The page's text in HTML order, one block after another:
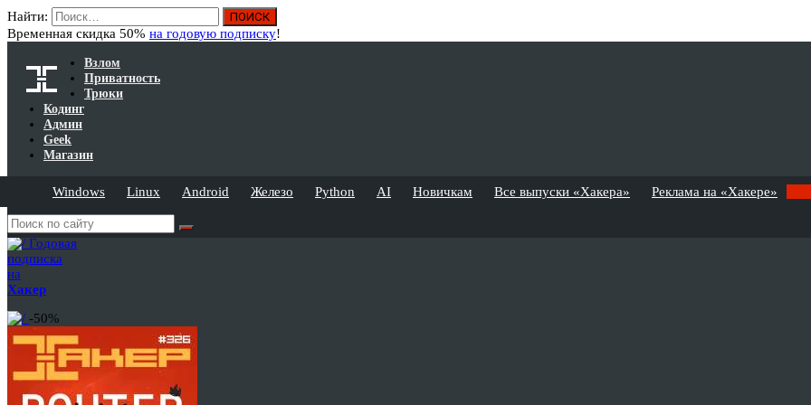
Найти:
Временная скидка 50% на годовую подписку!
Взлом
Приватность
Трюки
Кодинг
Админ
Geek
Магазин
Windows Linux Android Железо Python AI Новичкам Все выпуски «Хакера» Реклама на «Хакере»
Годовая
подписка
на
Хакер
-50%